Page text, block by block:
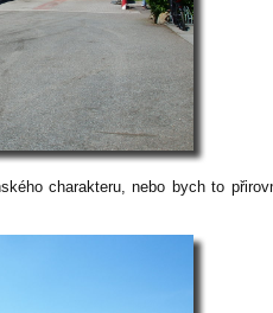
charakteru, nebo bych to